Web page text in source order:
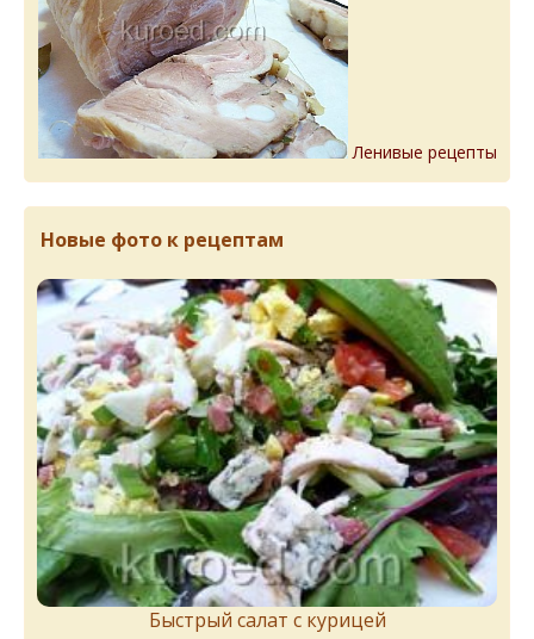
Ленивые рецепты
Новые фото к рецептам
Быстрый салат с курицей